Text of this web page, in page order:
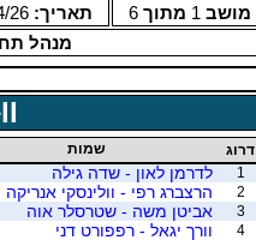
מושב 1 מתוך6 תאריך: 26
מנהל
דרוג שמות
1
לדרמן לאון - שדה גילה
2
הרצברג רפי - וולינסקי אנריקה
3
אביטן משה - שטרסלר אוה
4
וורך יגאל - רפפורט דני